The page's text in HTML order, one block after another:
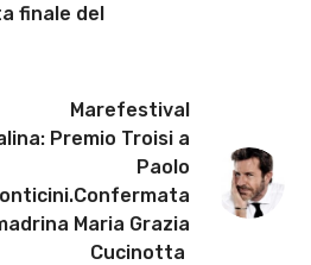
finale del
Marefestival
Premio Troisi a
Paolo
Maria Grazia
Cucinotta